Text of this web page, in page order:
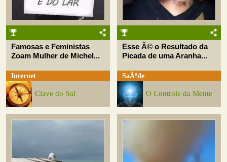
Famosas e Feministas
Zoam Mulher de Michel...
Internet
Clave do Sul
Esse Ã© o Resultado da
Picada de uma Aranha...
SaÃºde
O Controle da Mente